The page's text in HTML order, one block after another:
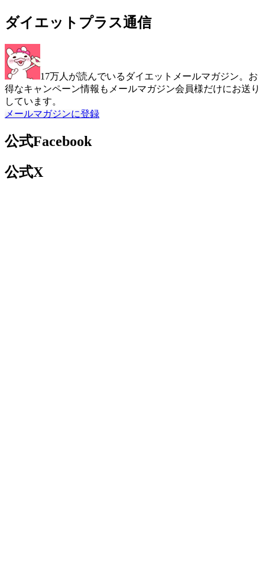
ダイエットプラス通信
17万人が読んでいるダイエットメールマガジン。お
得なキャンペーン情報もメールマガジン会員様だけにお送り
しています。
メールマガジンに登録
公式Facebook
公式X